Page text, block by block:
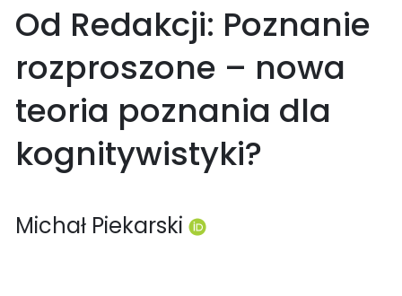
Od Redakcji: Poznanie
rozproszone – nowa
teoria poznania dla
kognitywistyki?
Michał Piekarski